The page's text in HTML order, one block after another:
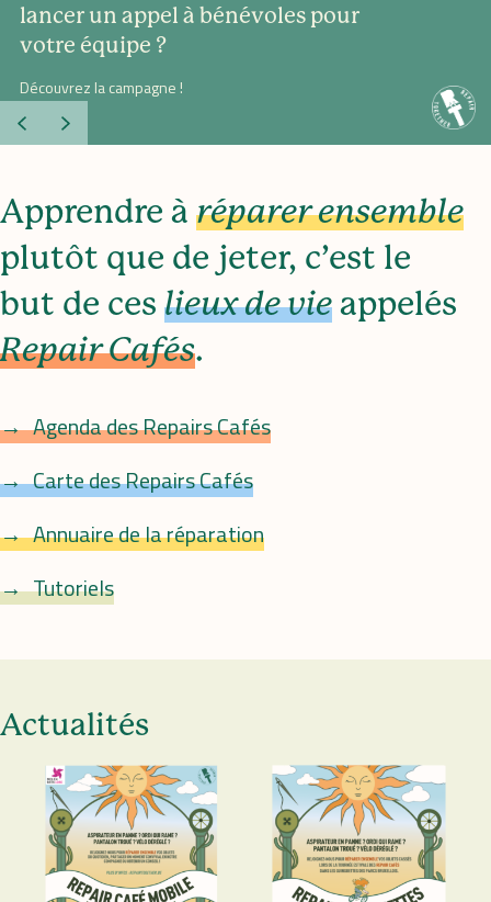
lancer un appel à bénévoles pour
votre équipe ?
Découvrez la campagne !
Previous
Next
Apprendre à réparer ensemble
plutôt que de jeter, c’est le
but de ces lieux de vie appelés
Repair Cafés.
Agenda des Repairs Cafés
Carte des Repairs Cafés
Annuaire de la réparation
Tutoriels
Actualités